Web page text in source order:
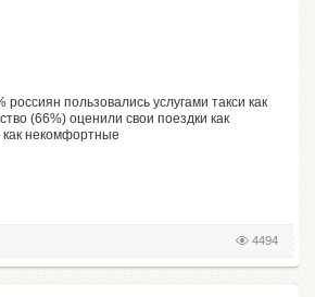
россиян пользовались услугами такси как
(66%) оценили свои поездки как
некомфортные
4494